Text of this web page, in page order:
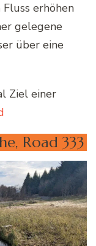
erhöhen
gelegene
über eine
Ziel einer
Road 333